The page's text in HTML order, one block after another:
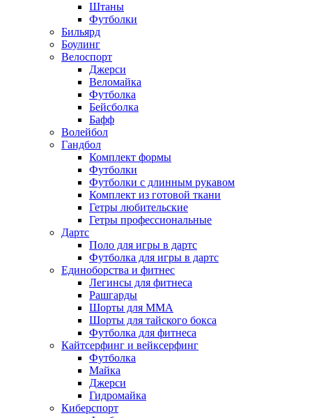
Штаны
Футболки
Бильярд
Боулинг
Велоспорт
Джерси
Веломайка
Футболка
Бейсболка
Бафф
Волейбол
Гандбол
Комплект формы
Футболки
Футболки с длинным рукавом
Комплект из готовой ткани
Гетры любительские
Гетры профессиональные
Дартс
Поло для игры в дартс
Футболка для игры в дартс
Единоборства и фитнес
Легинсы для фитнеса
Рашгарды
Шорты для MMA
Шорты для тайского бокса
Футболка для фитнеса
Кайтсерфинг и вейксерфинг
Футболка
Майка
Джерси
Гидромайка
Киберспорт